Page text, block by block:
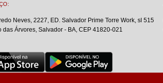
Neves, 2227, ED. Salvador Prime Torre Work, sl 515
das Árvores, Salvador - BA, CEP 41820-021